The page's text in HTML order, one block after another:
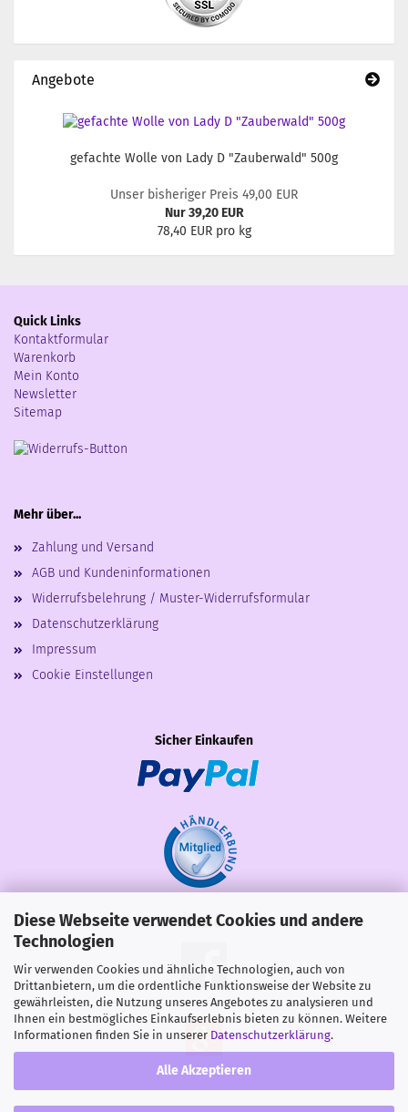
Diese Webseite verwendet Cookies und andere
Technologien
Wir verwenden Cookies und ähnliche Technologien, auch von
Drittanbietern, um die ordentliche Funktionsweise der Website zu
gewährleisten, die Nutzung unseres Angebotes zu analysieren und
Ihnen ein bestmögliches Einkaufserlebnis bieten zu können. Weitere
Informationen finden Sie in unserer Datenschutzerklärung.
Alle Akzeptieren
Angebote
gefachte Wolle von Lady D "Zauberwald" 500g
Unser bisheriger Preis 49,00 EUR
Nur 39,20 EUR
78,40 EUR pro kg
Quick Links
Kontaktformular
Warenkorb
Mein Konto
Newsletter
Sitemap
Mehr über...
Zahlung und Versand
AGB und Kundeninformationen
Widerrufsbelehrung / Muster-Widerrufsformular
Datenschutzerklärung
Impressum
Cookie Einstellungen
Sicher Einkaufen
Share